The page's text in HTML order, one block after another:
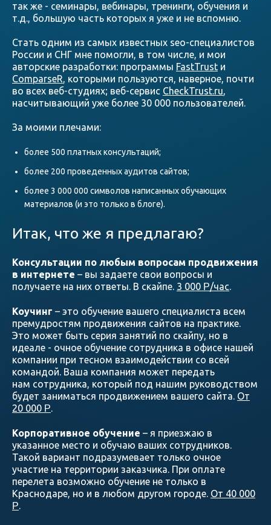
так же - семинары, вебинары, тренинги, обучения и
т.д., большую часть которых я уже и не вспомню.
Стать одним из самых известных seo-специалистов
России и СНГ мне помогли, в том числе, и мои
авторские разработки: программы FastTrust и
ComparseR, которыми пользуются, наверное, почти
во всех веб-студиях; веб-сервис CheckTrust.ru,
насчитывающий уже более 30 000 пользователей.
За моими плечами:
более 500 платных консультаций;
более 200 проведенных аудитов сайтов;
более 3 000 000 символов написанных обучающих
материалов (и это только в блоге).
Итак, что же я предлагаю?
Консультации по любым вопросам продвижения
в интернете – вы задаете свои вопросы и
получаете на них ответы. В скайпе. 3 000 Р/час.
Коучинг – это обучение вашего специалиста всем
премудростям продвижения сайтов на практике.
Это может быть серия занятий по скайпу, но в
идеале - очное обучение сотрудника в офисе нашей
компании при тесном взаимодействии со всей
командой. Ваша компания может передать
нам сотрудника, который под нашим руководством
будет заниматься продвижением вашего сайта. От
20 000 Р.
Корпоративное обучение – я приезжаю в
указанное место и обучаю ваших сотрудников.
Такой вариант подразумевает только очное
участие на территории заказчика. При оплате
перелета возможно обучение не только в
Краснодаре, но и в любом другом городе. От 40 000
Р.